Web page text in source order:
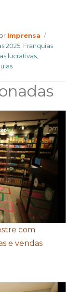
Author
Imprensa
2025 Franquias
lucrativas
com
e vendas